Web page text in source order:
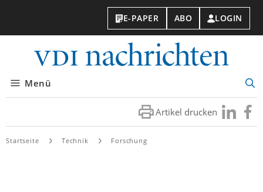
E-PAPER ABO LOGIN
Menü
Artikel drucken Besuchen
Sie
Sie
Startseite Technik Forschung